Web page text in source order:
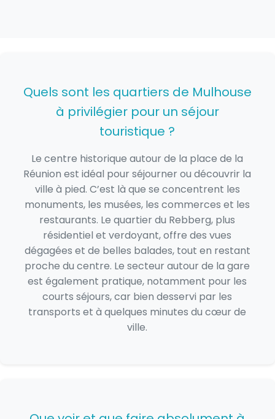
Quels sont les quartiers de Mulhouse
à privilégier pour un séjour
touristique ?
Le centre historique autour de la place de la
Réunion est idéal pour séjourner ou découvrir la
ville à pied. C’est là que se concentrent les
monuments, les musées, les commerces et les
restaurants. Le quartier du Rebberg, plus
résidentiel et verdoyant, offre des vues
dégagées et de belles balades, tout en restant
proche du centre. Le secteur autour de la gare
est également pratique, notamment pour les
courts séjours, car bien desservi par les
transports et à quelques minutes du cœur de
ville.